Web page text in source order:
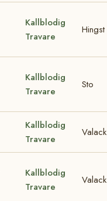
Kallblodig
Travare
Hingst
Kallblodig
Travare
Sto
Kallblodig
Travare
Valack
Kallblodig
Travare
Valack